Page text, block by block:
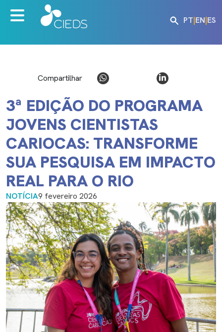
PT|EN|ES
Compartilhar
3ª EDIÇÃO DO PROGRAMA
JOVENS CIENTISTAS
CARIOCAS: TRANSFORME
SUA PESQUISA EM IMPACTO
REAL PARA O RIO
NOTÍCIA9 fevereiro 2026